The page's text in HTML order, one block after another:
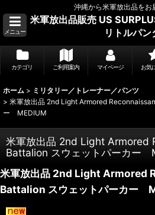
沖縄から米軍放出品をお
メニュー
米軍放出品販売 US
リトルパン
カテゴリ ご利用案内 マイページ お気
ホーム > ミリタリー／トレーナー／パンツ
> 米軍放出品 2nd Light Armored
ー MEDIUM
米軍放出品 2nd Light Armored
Battalion スウェットパーカー
米軍放出品 2nd Light Armored
Battalion スウェットパーカー